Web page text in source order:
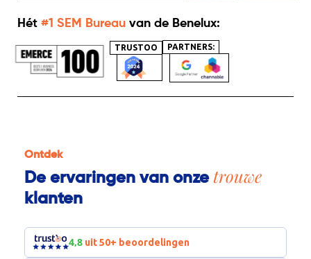
Hét #1 SEM Bureau van de Benelux:
TRUSTOO PARTNERS:
Ontdek
De ervaringen van onze trouwe
klanten
4,8uit 50+ beoordelingen